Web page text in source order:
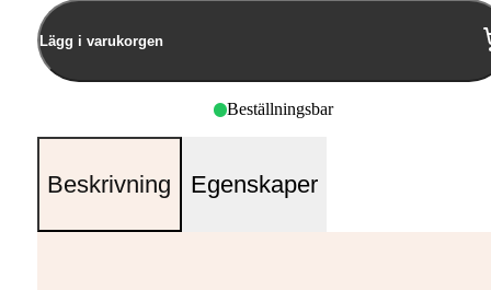
Lägg i varukorgen
Beställningsbar
Beskrivning Egenskaper